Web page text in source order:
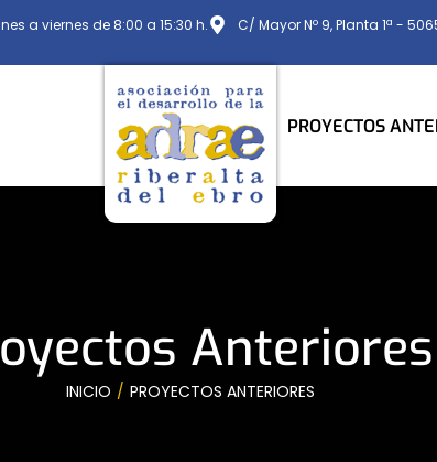
a viernes de 8:00 a 15:30 h. C/ Mayor Nº 9, Planta 1ª -
PROYECTOS
Anteriores
INICIO PROYECTOS ANTERIORES